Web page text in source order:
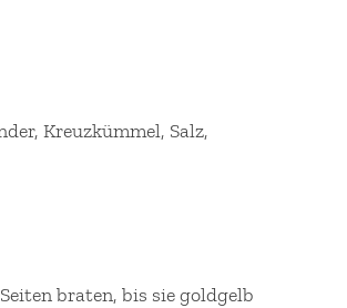
Kreuzkümmel, Salz,
braten, bis sie goldgelb